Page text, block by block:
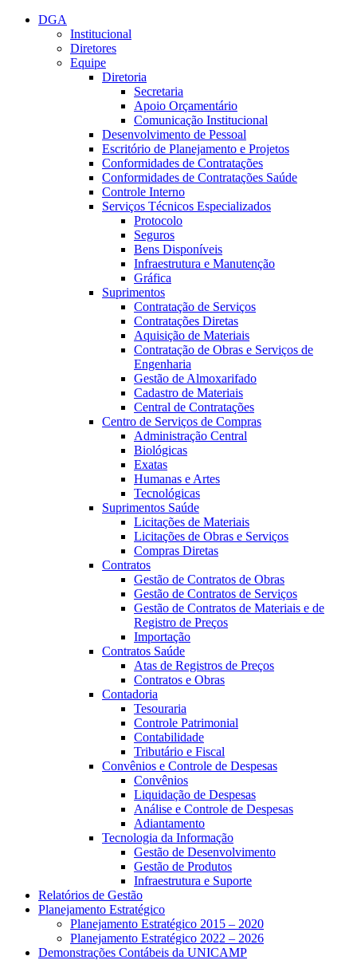
Conteúdo principal
DGA
Institucional
Diretores
Equipe
Diretoria
Secretaria
Apoio Orçamentário
Comunicação Institucional
Desenvolvimento de Pessoal
Escritório de Planejamento e Projetos
Conformidades de Contratações
Conformidades de Contratações Saúde
Controle Interno
Serviços Técnicos Especializados
Protocolo
Seguros
Bens Disponíveis
Infraestrutura e Manutenção
Gráfica
Suprimentos
Contratação de Serviços
Contratações Diretas
Aquisição de Materiais
Contratação de Obras e Serviços de
Engenharia
Gestão de Almoxarifado
Cadastro de Materiais
Central de Contratações
Centro de Serviços de Compras
Administração Central
Biológicas
Exatas
Humanas e Artes
Tecnológicas
Suprimentos Saúde
Licitações de Materiais
Licitações de Obras e Serviços
Compras Diretas
Contratos
Gestão de Contratos de Obras
Gestão de Contratos de Serviços
Gestão de Contratos de Materiais e de
Registro de Preços
Importação
Contratos Saúde
Atas de Registros de Preços
Contratos e Obras
Contadoria
Tesouraria
Controle Patrimonial
Contabilidade
Tributário e Fiscal
Convênios e Controle de Despesas
Convênios
Liquidação de Despesas
Análise e Controle de Despesas
Adiantamento
Tecnologia da Informação
Gestão de Desenvolvimento
Gestão de Produtos
Infraestrutura e Suporte
Relatórios de Gestão
Planejamento Estratégico
Planejamento Estratégico 2015 – 2020
Planejamento Estratégico 2022 – 2026
Demonstrações Contábeis da UNICAMP